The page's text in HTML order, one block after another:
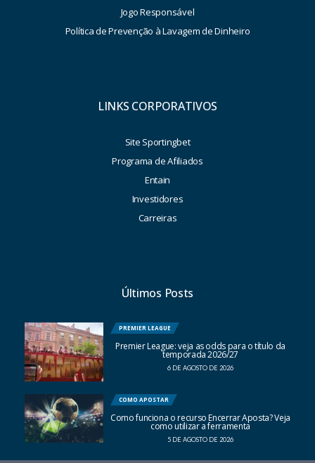
Jogo Responsável
Política de Prevenção à Lavagem de Dinheiro
LINKS CORPORATIVOS
Site Sportingbet
Programa de Afiliados
Entain
Investidores
Carreiras
Últimos Posts
PREMIER LEAGUE
Premier League: veja as odds para o título da
temporada 2026/27
6 DE AGOSTO DE 2026
COMO APOSTAR
Como funciona o recurso Encerrar Aposta? Veja
como utilizar a ferramenta
5 DE AGOSTO DE 2026